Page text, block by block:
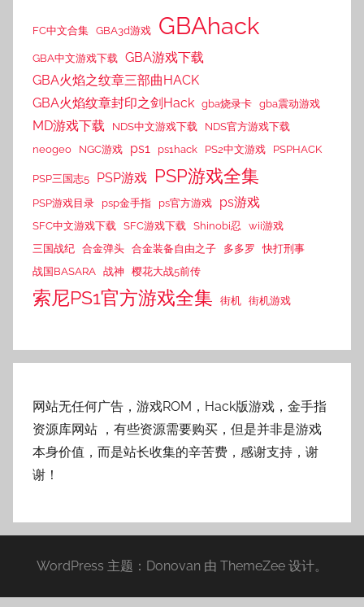
FC中文合集 GBA3d游戏 GBAhack
GBA中文游戏下载
GBA游戏下载
GBA火焰之纹章三部曲HACK
GBA火焰纹章封印之剑Hack gba烧录卡 gba震动游戏
MD游戏下载 NDS中文游戏下载
NDS官方游戏下载
neogeo
NGC游戏 ps1 ps1hack PS2中文游戏 PSPHACK
PSP三国志5 PSP游戏 PSP游戏全集
PSP游戏目录 psp金手指 ps官方游戏 ps游戏
SFC中文游戏下载 SFC游戏下载 Shinobi忍
wii游戏
三国战纪 合金弹头 合金装备自由之子 多多罗
快打刑事
战国BASARA 战神 樱花大战5前传
索尼PS1官方游戏全集 街机 街机游戏
网站无任何广告，游戏ROM，Hack版游戏，金手指
资源库网站 ，有些资源需要购买，但是并非是游戏
本身价值，而是站长收集的辛苦费，感谢支持，谢
谢！
WordPress 主题：Donovan 由 ThemeZee 设计。